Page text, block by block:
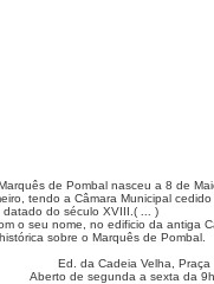
de Pombal nasceu a 8 de
tendo a Câmara Municipal
do século XVIII.(
)
o seu nome, no edificio da antiga
sobre o Marquês de Pombal.
Ed. da Cadeia Velha,
Aberto de segunda a sexta da